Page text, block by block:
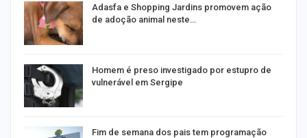
Adasfa e Shopping Jardins promovem ação
de adoção animal neste…
Homem é preso investigado por estupro de
vulnerável em Sergipe
Fim de semana dos pais tem programação